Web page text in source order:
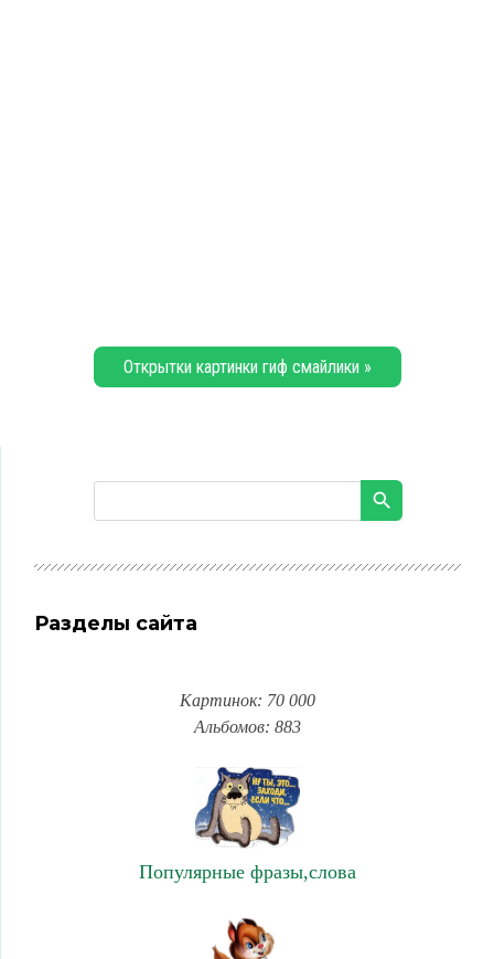
Открытки картинки гиф смайлики »
Разделы сайта
Картинок: 70 000
Альбомов: 883
Популярные фразы,слова